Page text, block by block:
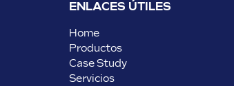
ENLACES ÚTILES
Home
Productos
Case Study
Servicios